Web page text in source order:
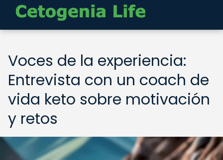
Voces de la experiencia:
Entrevista con un coach de
vida keto sobre motivación
y retos